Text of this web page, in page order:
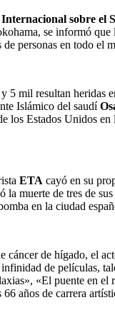
sobre el
se informó que
personas en todo el
5 mil resultan heridas
Islámico del saudí
los Estados Unidos en
ETA cayó en su
la muerte de tres de
en la ciudad
cáncer de hígado, el
de películas,
«El puente en
años de carrera